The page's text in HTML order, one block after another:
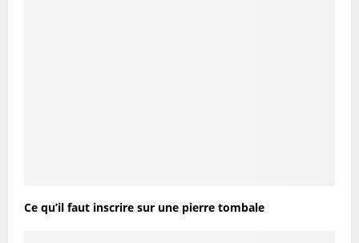
Ce qu’il faut inscrire sur une pierre tombale